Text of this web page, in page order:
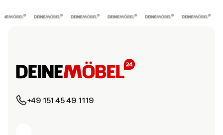
+49 151 45 49 1119